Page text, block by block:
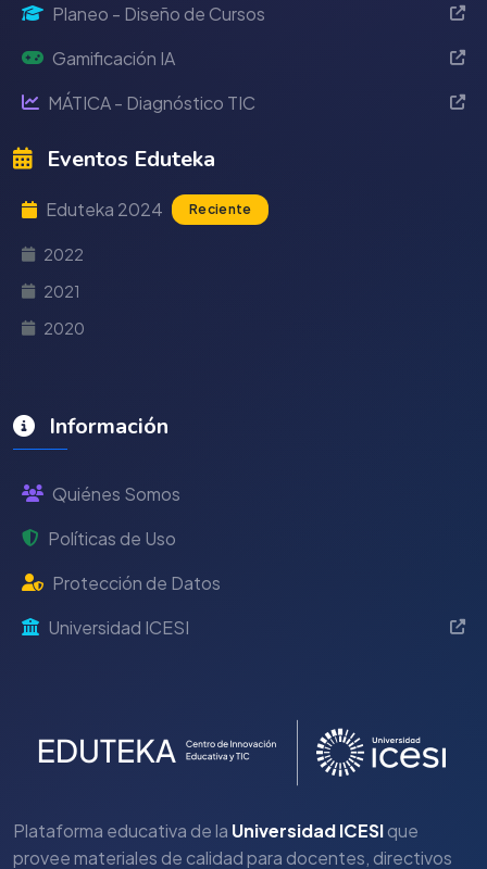
Planeo - Diseño de Cursos
Gamificación IA
MÁTICA - Diagnóstico TIC
Eventos Eduteka
Eduteka 2024 Reciente
2022
2021
2020
Información
Quiénes Somos
Políticas de Uso
Protección de Datos
Universidad ICESI
Plataforma educativa de la Universidad ICESIque
provee materiales de calidad para docentes, directivos